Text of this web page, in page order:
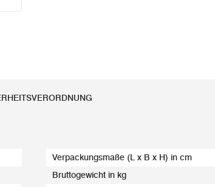
Verpackungsmaße (L x B x H) in cm
Bruttogewicht in kg